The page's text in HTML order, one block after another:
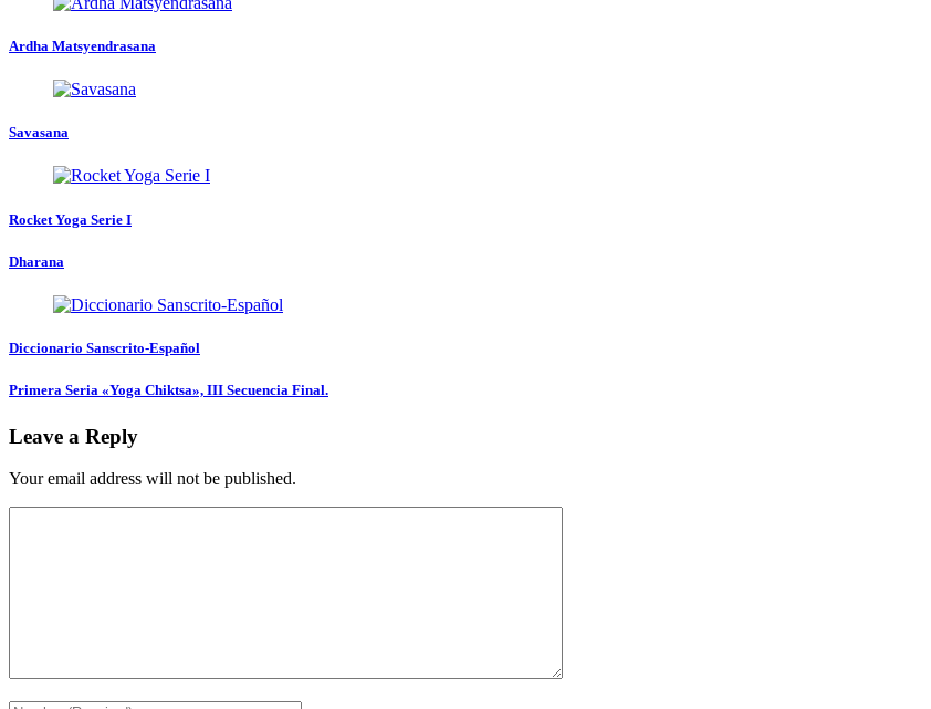
Ardha Matsyendrasana
Savasana
Rocket Yoga Serie I
Dharana
Diccionario Sanscrito-Español
Primera Seria «Yoga Chiktsa», III Secuencia Final.
Leave a Reply
Your email address will not be published.